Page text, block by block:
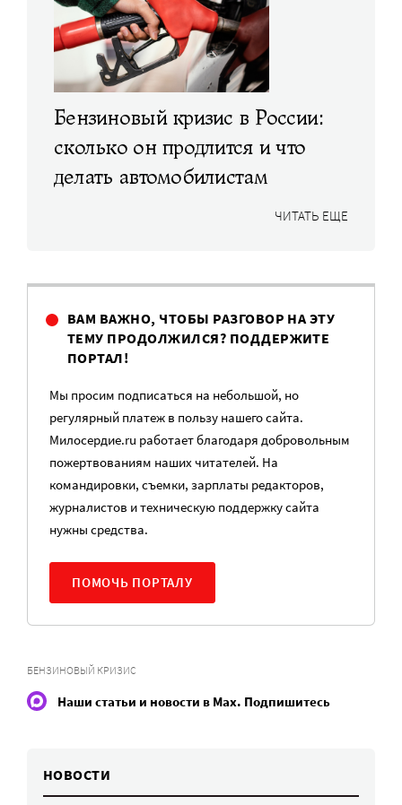
Бензиновый кризис в России:
сколько он продлится и что
делать автомобилистам
ЧИТАТЬ ЕЩЕ
ВАМ ВАЖНО, ЧТОБЫ РАЗГОВОР НА ЭТУ
ТЕМУ ПРОДОЛЖИЛСЯ? ПОДДЕРЖИТЕ
ПОРТАЛ!
Мы просим подписаться на небольшой, но
регулярный платеж в пользу нашего сайта.
Милосердие.ru работает благодаря добровольным
пожертвованиям наших читателей. На
командировки, съемки, зарплаты редакторов,
журналистов и техническую поддержку сайта
нужны средства.
ПОМОЧЬ ПОРТАЛУ
БЕНЗИНОВЫЙ КРИЗИС
Наши статьи и новости в Max. Подпишитесь
НОВОСТИ